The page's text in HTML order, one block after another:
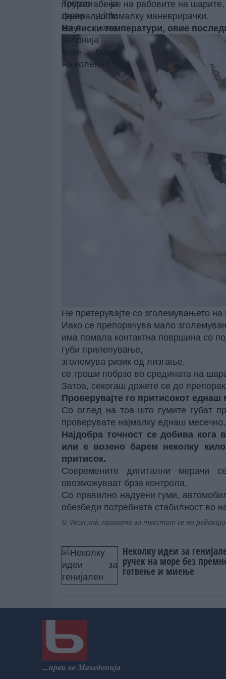
побрзо абење на рабовите на шарите,
генерално помалку маневрирачки.
На ниски температури, овие
Не претерувајте со зголемувањето на
Иако се препорачува мало
има помала контактна површина со
губи прилепување,
зголемува ризик од лизгање,
се троши побрзо во средината на
Затоа, секогаш држете се до
Проверувајте го притисокот еднаш
Со оглед на тоа што гумите губат
проверувате најмалку еднаш
Најдобра точност се добива кога
или е возено барем неколку
притисок.
Современите дигитални мерачи
овозможуваат брза контрола.
Со правилно надуени гуми,
обезбеди потребната стабилност во
© Vecer.mk, правата за текстот се на
Неколку идеи за
ручек на море без
готвење и миење